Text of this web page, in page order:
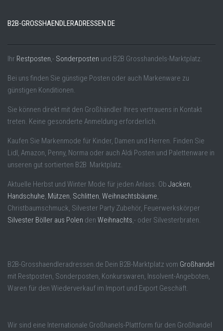
B2B-GROSSHAENDLERADRESSEN.DE
Ihr Restposten,- Sonderposten und B2B Grosshandels-Marktplatz.
Bei uns finden Sie günstige Posten oder auch Markenware zu
günstigen Konditionen.
Sie können direkt mit den Großhändler Ihres vertrauens in Kontakt
treten. Keine gesonderte Anmeldung erforderlich.
Kaufen Sie Markenmode für Kinder, Damen und Herren. Finden Sie
Lidl, Amazon, Penny, Norma oder auch Aldi Posten und Palettenware in
unseren gut sortierten B2B Marktplatz.
Aktuelle Herbst und Winter Mode für jeden Anlass. Ob Jacken,
Handschuhe, Mützen, Schlitten, Weihnachtsbäume,
Christbaumschmuck, Silvester Party Zubehör, Feuerwerkskörper
Silvester Böller aus Polen den Weihnachts,- oder Silvesterbraten.
B2B-Grosshaendleradressen.de Dein B2B-Marktplatz vom Großhandel
mit Restposten, Sonderposten, Konkurswaren, Insolvent-Angeboten,
Waren für den Wiederverkauf im Import und Export Geschäft.
Wir sind eine Internationale Großhanels-Plattform für den Großhandel